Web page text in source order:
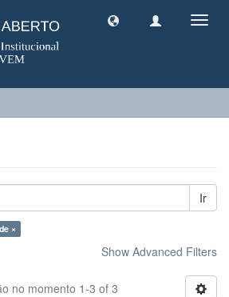
Ir
×
Show Advanced Filters
no momento 1-3 of 3